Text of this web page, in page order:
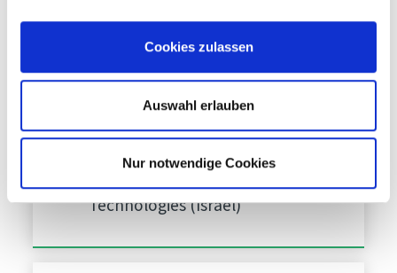
Cookies zulassen
Auswahl erlauben
Nur notwendige Cookies
Obsternte der nächsten
Generation
Fliegende autonome Roboter
Tevel Aerobotics
Technologies (Israel)